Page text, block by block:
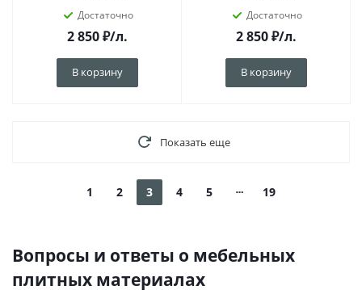
Достаточно
2 850₽/л.
В корзину
Достаточно
2 850₽/л.
В корзину
Показать еще
1 2 3 4 5 19
Вопросы и ответы о мебельных
плитных материалах